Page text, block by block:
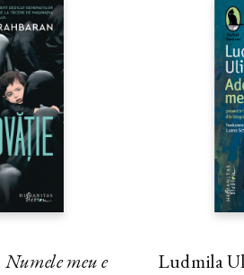
Numele meu e
Ludmila